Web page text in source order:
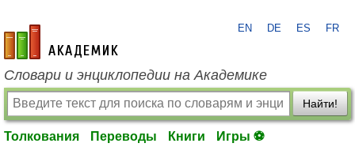
academic.ru
EN DE ES FR
Словари и энциклопедии на Академике
Найти!
Толкования Переводы Книги Игры ⚽